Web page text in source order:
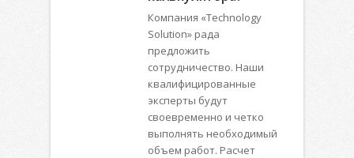
Компания «Technology
Solution» рада
предложить
сотрудничество. Наши
квалифицированные
эксперты будут
своевременно и четко
выполнять необходимый
объем работ. Расчет